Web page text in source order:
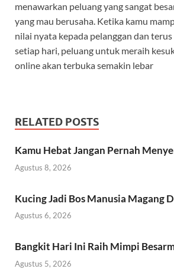
menawarkan peluang yang sangat
yang mau berusaha. Ketika kamu
nilai nyata kepada pelanggan dan
setiap hari, peluang untuk meraih
online akan terbuka semakin lebar
RELATED POSTS
Kamu Hebat Jangan Pernah
Agustus 8, 2026
Kucing Jadi Bos Manusia Magang
Agustus 6, 2026
Bangkit Hari Ini Raih Mimpi
Agustus 5, 2026